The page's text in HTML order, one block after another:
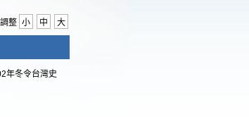
整 小 中 大
年冬令台灣史